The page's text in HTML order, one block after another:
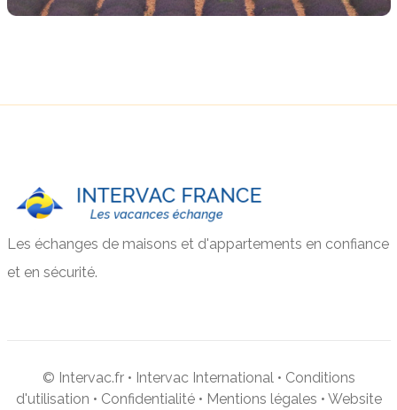
Les échanges de maisons et d'appartements en confiance
et en sécurité.
© Intervac.fr • Intervac International• Conditions
d'utilisation • Confidentialité• Mentions légales • Website